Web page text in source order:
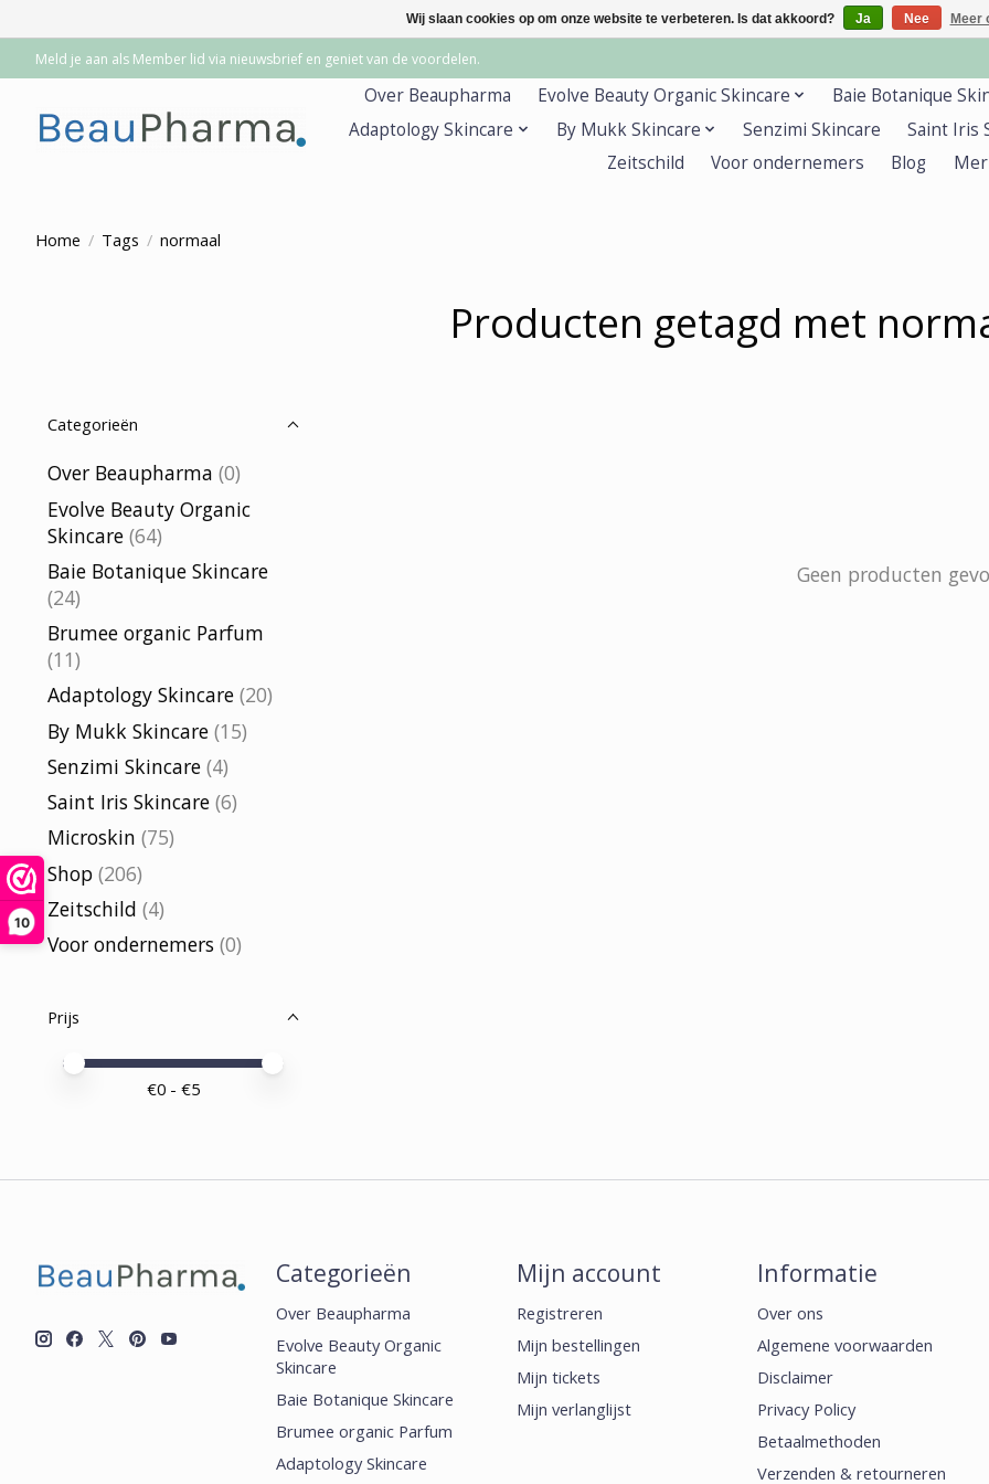
10
Meld je aan als Member lid via nieuwsbrief en geniet van de voordelen.
Over Beaupharma Evolve Beauty Organic Skincare Baie Botanique
Adaptology Skincare
By Mukk Skincare Senzimi Skincare Saint Iris
Zeitschild
Voor ondernemers Blog
Home / Tags / normaal
Producten getagd met
Categorieën
Over Beaupharma (0)
Evolve Beauty Organic
Skincare (64)
Baie Botanique Skincare
(24)
Brumee organic Parfum
(11)
Adaptology Skincare (20)
By Mukk Skincare (15)
Senzimi Skincare (4)
Saint Iris Skincare (6)
Microskin (75)
Shop (206)
Zeitschild (4)
Voor ondernemers (0)
Prijs
Minimale prijswaarde
Price maximum value
€0 - €5
Geen producten
Categorieën
Over Beaupharma
Evolve Beauty Organic
Skincare
Baie Botanique Skincare
Brumee organic Parfum
Adaptology Skincare
Mijn account
Registreren
Mijn bestellingen
Mijn tickets
Mijn verlanglijst
Informatie
Over ons
Algemene voorwaarden
Disclaimer
Privacy Policy
Betaalmethoden
Verzenden & retourneren
Wij slaan cookies op om onze website te verbeteren. Is dat akkoord? Ja Nee Meer